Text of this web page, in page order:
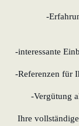
-
-interessante
-Referenzen für
-Vergütung
Ihre